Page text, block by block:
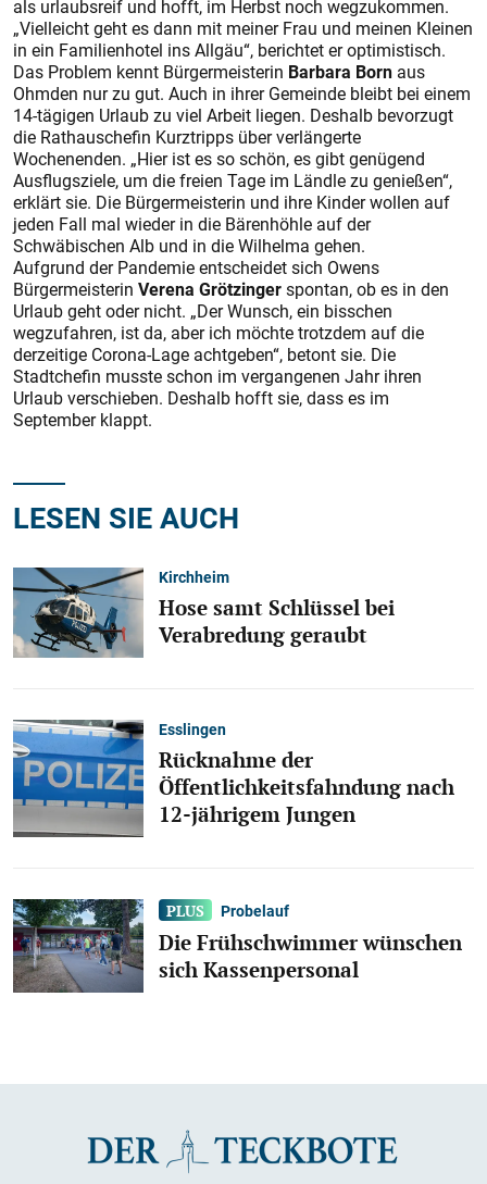
als urlaubsreif und hofft, im Herbst noch wegzukommen.
„Vielleicht geht es dann mit meiner Frau und meinen Kleinen
in ein Familienhotel ins Allgäu“, berichtet er optimistisch.
Das Problem kennt Bürgermeisterin Barbara Born aus
Ohmden nur zu gut. Auch in ihrer Gemeinde bleibt bei einem
14-tägigen Urlaub zu viel Arbeit liegen. Deshalb bevorzugt
die Rathauschefin Kurztripps über verlängerte
Wochenenden. „Hier ist es so schön, es gibt genügend
Ausflugsziele, um die freien Tage im Ländle zu genießen“,
erklärt sie. Die Bürgermeisterin und ihre Kinder wollen auf
jeden Fall mal wieder in die Bärenhöhle auf der
Schwäbischen Alb und in die Wilhelma gehen.
Aufgrund der Pandemie entscheidet sich Owens
Bürgermeisterin Verena Grötzingerspontan, ob es in den
Urlaub geht oder nicht. „Der Wunsch, ein bisschen
wegzufahren, ist da, aber ich möchte trotzdem auf die
derzeitige Corona-Lage achtgeben“, betont sie. Die
Stadtchefin musste schon im vergangenen Jahr ihren
Urlaub verschieben. Deshalb hofft sie, dass es im
September klappt.
LESEN SIE AUCH
Kirchheim
Hose samt Schlüssel bei
Verabredung geraubt
Esslingen
Rücknahme der
Öffentlichkeitsfahndung nach
12-jährigem Jungen
Probelauf
Die Frühschwimmer wünschen
sich Kassenpersonal